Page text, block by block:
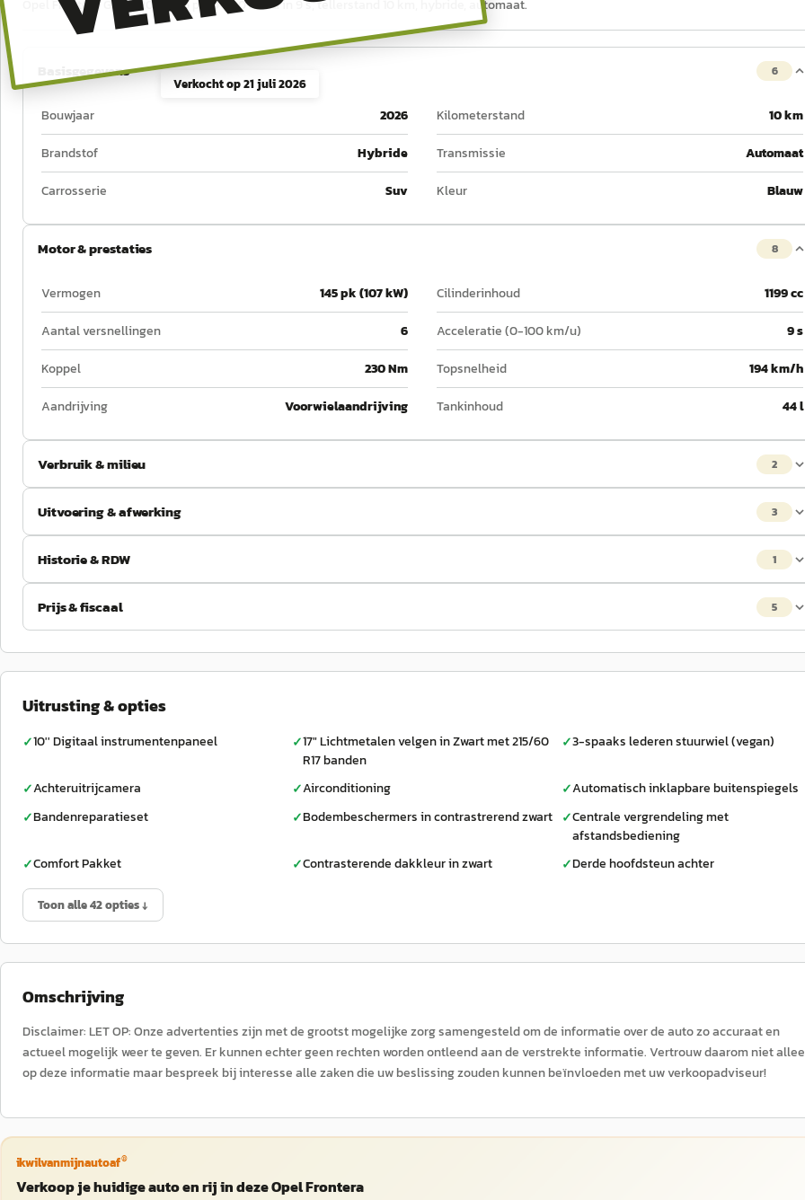
Verkocht op21 juli 2026
Opel Frontera GS uit 2026, 145 pk, 0–100 km/u in 9 s, tellerstand 10 km, hybride, automaat.
Basisgegevens 6
Bouwjaar 2026 Kilometerstand
10 km
Brandstof
Hybride Transmissie
Automaat
Carrosserie
Suv Kleur Blauw
Motor & prestaties 8
Vermogen 145 pk (107 kW) Cilinderinhoud
1199 cc
Aantal versnellingen
6 Acceleratie (0-100 km/u)
9 s
Koppel
230 Nm Topsnelheid
194 km/h
Aandrijving
Voorwielaandrijving Tankinhoud 44 l
Verbruik & milieu 2
Uitvoering & afwerking 3
Historie & RDW 1
Prijs & fiscaal 5
Uitrusting & opties
✓10'' Digitaal instrumentenpaneel ✓17" Lichtmetalen velgen in Zwart met 215/60
R17 banden
✓3-spaaks lederen stuurwiel (vegan)
✓Achteruitrijcamera ✓Airconditioning ✓Automatisch inklapbare buitenspiegels
✓Bandenreparatieset ✓Bodembeschermers in contrastrerend zwart ✓Centrale vergrendeling met
afstandsbediening
✓Comfort Pakket ✓Contrasterende dakkleur in zwart ✓Derde hoofdsteun achter
Toon alle 42 opties ↓
Omschrijving
Disclaimer: LET OP: Onze advertenties zijn met de grootst mogelijke zorg samengesteld om de informatie over de auto zo accuraat en
actueel mogelijk weer te geven. Er kunnen echter geen rechten worden ontleend aan de verstrekte informatie. Vertrouw daarom niet
op deze informatie maar bespreek bij interesse alle zaken die uw beslissing zouden kunnen beïnvloeden met uw verkoopadviseur!
ikwilvanmijnautoaf®
Verkoop je huidige auto en rij in deze Opel Frontera